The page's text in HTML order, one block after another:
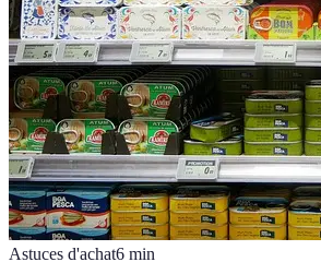
Astuces d'achat6 min